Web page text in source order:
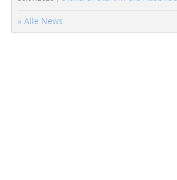
» Alle News